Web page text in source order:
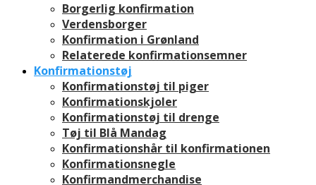
Borgerlig konfirmation
Verdensborger
Konfirmation i Grønland
Relaterede konfirmationsemner
Konfirmationstøj
Konfirmationstøj til piger
Konfirmationskjoler
Konfirmationstøj til drenge
Tøj til Blå Mandag
Konfirmationshår til konfirmationen
Konfirmationsnegle
Konfirmandmerchandise